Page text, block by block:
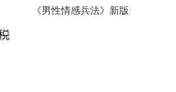
《男性情感兵法》新版